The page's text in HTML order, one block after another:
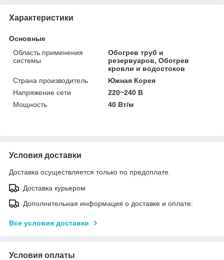
Характеристики
Основные
Область применения
системы
Обогрев труб и
резервуаров, Обогрев
кровли и водостоков
Страна производитель
Южная Корея
Напряжение сети
220~240 В
Мощность
40 Вт/м
Условия доставки
Доставка осуществляется только по предоплате.
Доставка курьером
Дополнительная информация о доставке и оплате:
Все условия доставки
Условия оплаты